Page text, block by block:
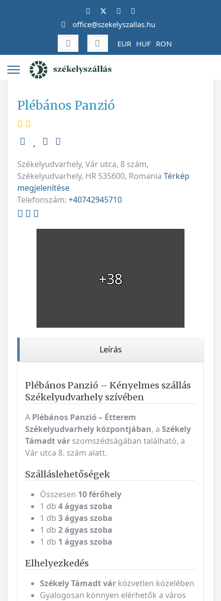
office@szekelyszallas.hu
EUR HUF RON
Plébános Panzió
Székelyudvarhely, Vár utca, 8 szám,
Székelyudvarhely, HR 535600, Romania Térkép
megjelenítése
Telefonszám: +40742945710
+38
Leírás
Plébános Panzió – Kényelmes szállás
Székelyudvarhely szívében
A Plébános Panzió – Étterem
Székelyudvarhely központjában, a Székely
Támadt vár szomszédságában található, a
Vár utca 8. szám alatt.
Szálláslehetőségek
Összesen 10 férőhely
1 db 4 ágyas szoba
1 db 3 ágyas szoba
1 db 2 ágyas szoba
1 db 1 ágyas szoba
Elhelyezkedés
Székely Támadt vár közvetlen közelében
Gyalogosan könnyen elérhetők a város